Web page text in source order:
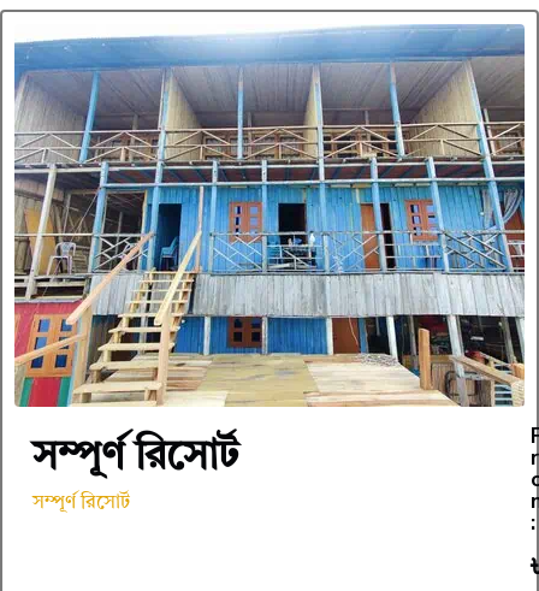
সম্পূর্ণ রিসোর্ট
সম্পূর্ণ রিসোর্ট
r
: